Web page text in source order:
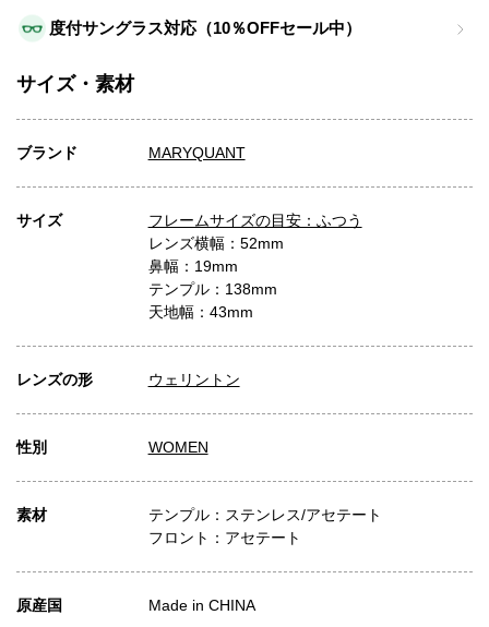
度付サングラス対応（10％OFFセール中）
サイズ・素材
ブランド MARYQUANT
サイズ
フレームサイズの目安：ふつう
レンズ横幅：52mm
鼻幅：19mm
テンプル：138mm
天地幅：43mm
レンズの形 ウェリントン
性別 WOMEN
素材
テンプル：ステンレス/アセテート
フロント：アセテート
原産国 Made in CHINA